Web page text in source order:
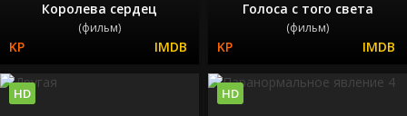
Королева сердец
(фильм)
Голоса с того света
(фильм)
HD HD